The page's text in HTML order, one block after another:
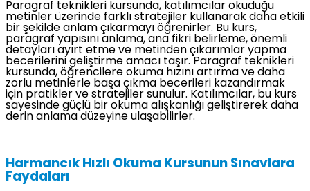
Paragraf teknikleri kursunda, katılımcılar okuduğu
metinler üzerinde farklı stratejiler kullanarak daha etkili
bir şekilde anlam çıkarmayı öğrenirler. Bu kurs,
paragraf yapısını anlama, ana fikri belirleme, önemli
detayları ayırt etme ve metinden çıkarımlar yapma
becerilerini geliştirme amacı taşır. Paragraf teknikleri
kursunda, öğrencilere okuma hızını artırma ve daha
zorlu metinlerle başa çıkma becerileri kazandırmak
için pratikler ve stratejiler sunulur. Katılımcılar, bu kurs
sayesinde güçlü bir okuma alışkanlığı geliştirerek daha
derin anlama düzeyine ulaşabilirler.
Harmancık Hızlı Okuma Kursunun Sınavlara
Faydaları